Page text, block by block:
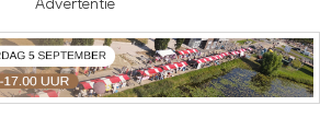
Advertentie